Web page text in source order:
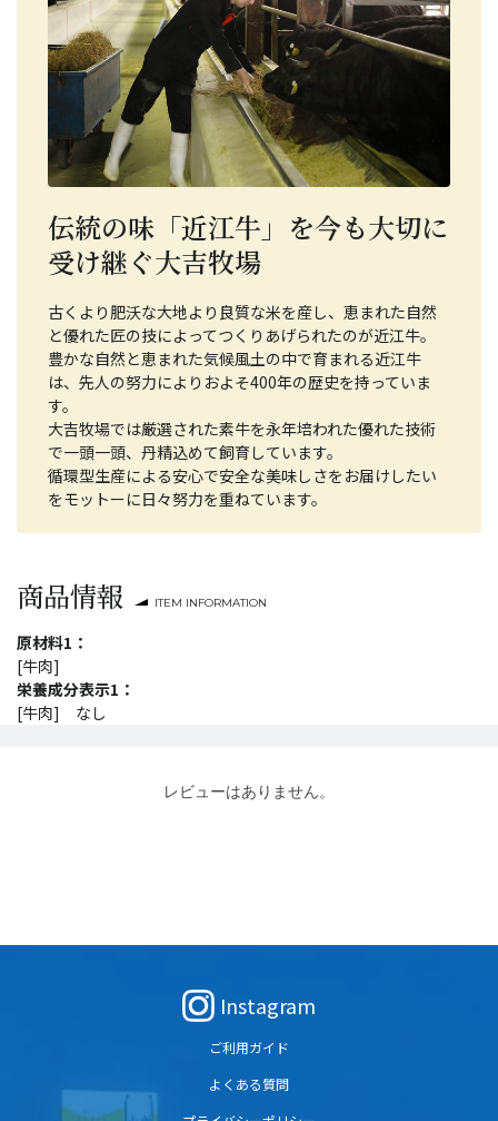
伝統の味「近江牛」を今も大切に
受け継ぐ大吉牧場
古くより肥沃な大地より良質な米を産し、恵まれた自然
と優れた匠の技によってつくりあげられたのが近江牛。
豊かな自然と恵まれた気候風土の中で育まれる近江牛
は、先人の努力によりおよそ400年の歴史を持っていま
す。
大吉牧場では厳選された素牛を永年培われた優れた技術
で一頭一頭、丹精込めて飼育しています。
循環型生産による安心で安全な美味しさをお届けしたい
をモットーに日々努力を重ねています。
商品情報 ITEM INFORMATION
原材料1：
[牛肉]
栄養成分表示1：
[牛肉] なし
レビューはありません。
Instagram
ご利用ガイド
よくある質問